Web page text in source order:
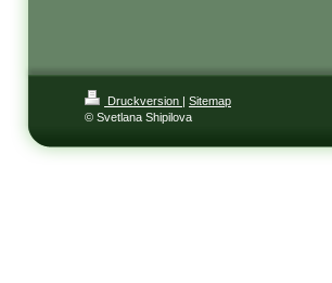
Druckversion | Sitemap
© Svetlana Shipilova